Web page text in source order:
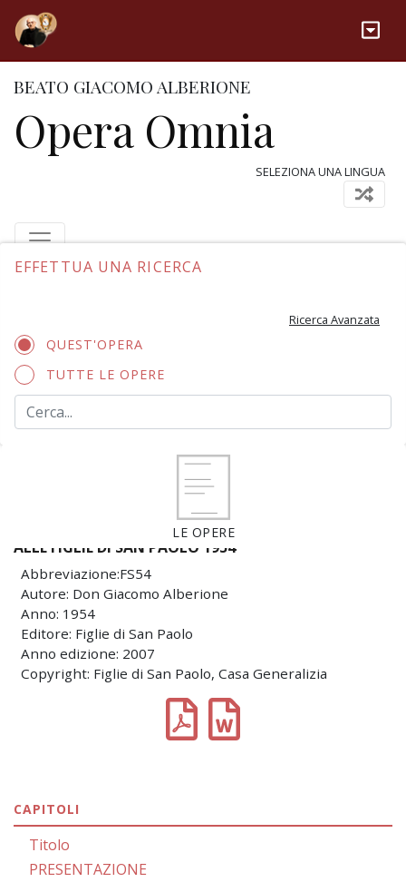
BEATO GIACOMO ALBERIONE
Opera Omnia
SELEZIONA UNA LINGUA
EFFETTUA UNA RICERCA
Ricerca Avanzata
QUEST'OPERA
TUTTE LE OPERE
LE OPERE
ALLE FIGLIE DI SAN PAOLO 1954
Abbreviazione:FS54
Autore: Don Giacomo Alberione
Anno: 1954
Editore: Figlie di San Paolo
Anno edizione: 2007
Copyright: Figlie di San Paolo, Casa Generalizia
CAPITOLI
Titolo
PRESENTAZIONE